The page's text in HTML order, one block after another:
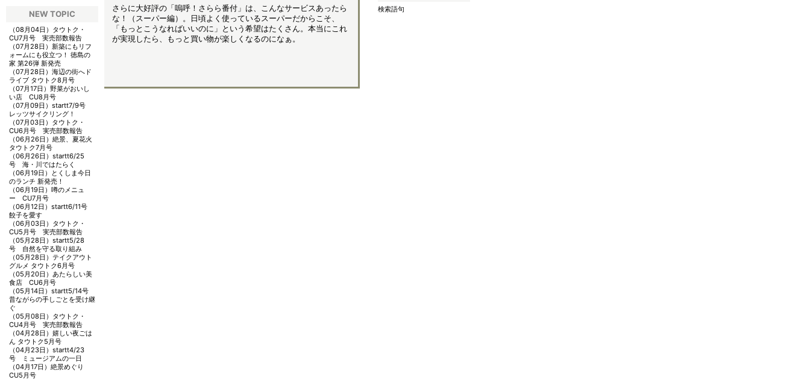
さらに大好評の「嗚呼！さらら番付」は、こんなサービスあったら
な！（スーパー編）。日頃よく使っているスーパーだからこそ、
「もっとこうなればいいのに」という希望はたくさん。本当にこれ
が実現したら、もっと買い物が楽しくなるのになぁ。
NEW TOPIC
（08月04日） タウトク・
CU7月号 実売部数報告
（07月28日） 新築にもリフ
ォームにも役立つ！ 徳島の
家 第26弾 新発売
（07月28日） 海辺の街へド
ライブ タウトク8月号
（07月17日） 野菜がおいし
い店 CU8月号
（07月09日） startt7/9号
レッツサイクリング！
（07月03日） タウトク・
CU6月号 実売部数報告
（06月26日） 絶景、夏花火
タウトク7月号
（06月26日） startt6/25
号 海・川ではたらく
（06月19日）
とくしま今日
のランチ 新発売！
（06月19日） 噂のメニュ
ー CU7月号
（06月12日） startt6/11号
餃子を愛す
（06月03日） タウトク・
CU5月号 実売部数報告
（05月28日） startt5/28
号 自然を守る取り組み
（05月28日） テイクアウト
グルメ タウトク6月号
（05月20日） あたらしい美
食店 CU6月号
（05月14日） startt5/14号
昔ながらの手しごとを受け継
ぐ
（05月08日） タウトク・
CU4月号 実売部数報告
（04月28日） 嬉しい夜ごは
ん タウトク5月号
（04月23日） startt4/23
号 ミュージアムの一日
（04月17日） 絶景めぐり
CU5月号
検索語句